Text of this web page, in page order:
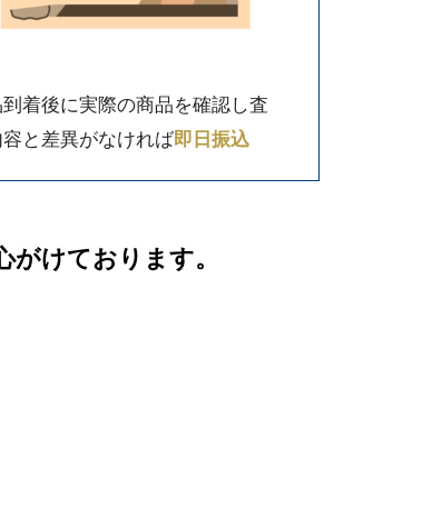
着後に実際の商品を確認し査
容と差異がなければ即日振込
けております。